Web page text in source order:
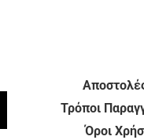
Τρόποι
Όροι